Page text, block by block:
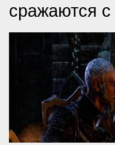
сражаются